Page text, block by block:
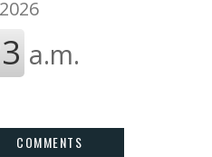
COMMENTS